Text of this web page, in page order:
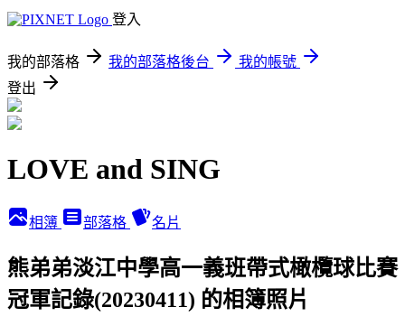
登入
我的部落格 我的部落格後台
我的帳號
登出
LOVE and SING
相簿 部落格 名片
熊弟弟淡江中學高一義班帶式橄欖球比賽
冠軍記錄(20230411) 的相簿照片